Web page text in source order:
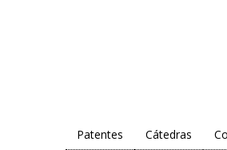
Patentes Cátedras